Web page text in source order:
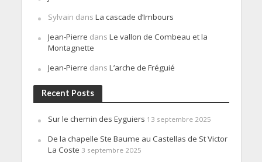
Sylvain dans La cascade d’Imbours
Jean-Pierre dans Le vallon de Combeau et la
Montagnette
Jean-Pierre dans L’arche de Fréguié
Recent Posts
Sur le chemin des Eyguiers 13 septembre 2025
De la chapelle Ste Baume au Castellas de St Victor
La Coste 3 septembre 2025